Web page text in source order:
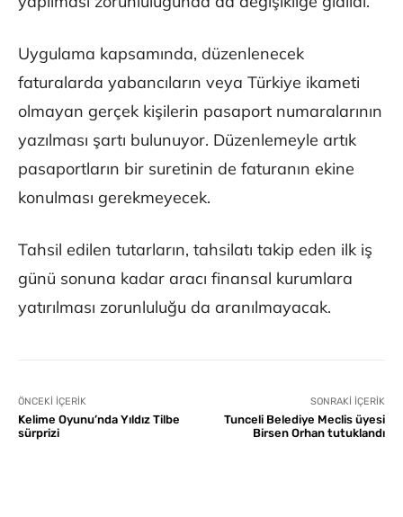
Uygulama kapsamında, düzenlenecek
faturalarda yabancıların veya Türkiye ikameti
olmayan gerçek kişilerin pasaport numaralarının
yazılması şartı bulunuyor. Düzenlemeyle artık
pasaportların bir suretinin de faturanın ekine
konulması gerekmeyecek.
Tahsil edilen tutarların, tahsilatı takip eden ilk iş
günü sonuna kadar aracı finansal kurumlara
yatırılması zorunluluğu da aranılmayacak.
ÖNCEKI İÇERIK
Kelime Oyunu’nda Yıldız Tilbe
sürprizi
SONRAKI İÇERIK
Tunceli Belediye Meclis üyesi
Birsen Orhan tutuklandı